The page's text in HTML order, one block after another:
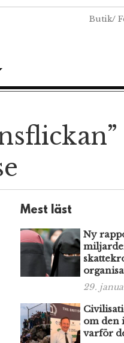
Butik/
Mest läst
Ny
29.
om den
varför